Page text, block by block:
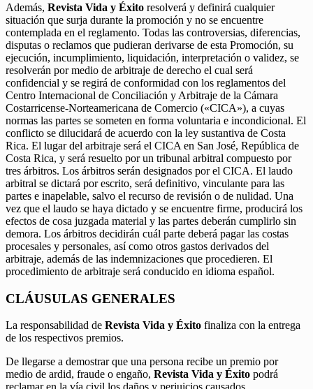
Además, Revista Vida y Éxito resolverá y definirá cualquier
situación que surja durante la promoción y no se encuentre
contemplada en el reglamento. Todas las controversias, diferencias,
disputas o reclamos que pudieran derivarse de esta Promoción, su
ejecución, incumplimiento, liquidación, interpretación o validez, se
resolverán por medio de arbitraje de derecho el cual será
confidencial y se regirá de conformidad con los reglamentos del
Centro Internacional de Conciliación y Arbitraje de la Cámara
Costarricense-Norteamericana de Comercio («CICA»), a cuyas
normas las partes se someten en forma voluntaria e incondicional. El
conflicto se dilucidará de acuerdo con la ley sustantiva de Costa
Rica. El lugar del arbitraje será el CICA en San José, República de
Costa Rica, y será resuelto por un tribunal arbitral compuesto por
tres árbitros. Los árbitros serán designados por el CICA. El laudo
arbitral se dictará por escrito, será definitivo, vinculante para las
partes e inapelable, salvo el recurso de revisión o de nulidad. Una
vez que el laudo se haya dictado y se encuentre firme, producirá los
efectos de cosa juzgada material y las partes deberán cumplirlo sin
demora. Los árbitros decidirán cuál parte deberá pagar las costas
procesales y personales, así como otros gastos derivados del
arbitraje, además de las indemnizaciones que procedieren. El
procedimiento de arbitraje será conducido en idioma español.
CLÁUSULAS GENERALES
La responsabilidad de Revista Vida y Éxito finaliza con la entrega
de los respectivos premios.
De llegarse a demostrar que una persona recibe un premio por
medio de ardid, fraude o engaño, Revista Vida y Éxito podrá